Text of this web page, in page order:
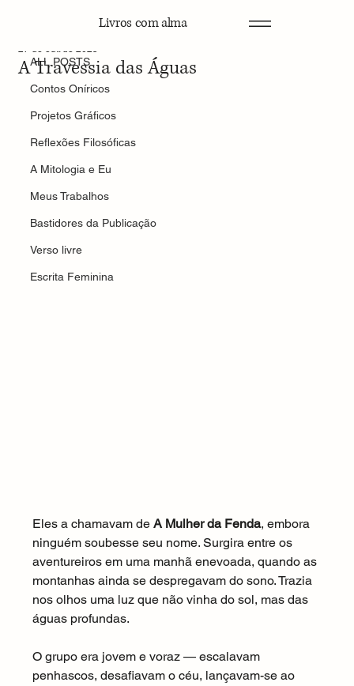
Livros com alma
ALL POSTS
Contos Oníricos
Projetos Gráficos
Reflexões Filosóficas
A Mitologia e Eu
Meus Trabalhos
Bastidores da Publicação
Verso livre
Escrita Feminina
A Travessia das Águas
27 de out. de 2025
Eles a chamavam de A Mulher da Fenda, embora
ninguém soubesse seu nome. Surgira entre os
aventureiros em uma manhã enevoada, quando as
montanhas ainda se despregavam do sono. Trazia
nos olhos uma luz que não vinha do sol, mas das
águas profundas.
O grupo era jovem e voraz — escalavam
penhascos, desafiavam o céu, lançavam-se ao